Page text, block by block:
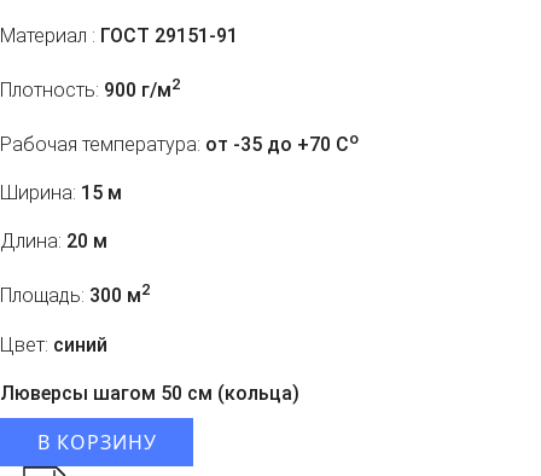
Материал : ГОСТ 29151-91
Плотность: 900 г/м2
Рабочая температура: от -35 до +70 Co
Ширина: 15 м
Длина: 20 м
Площадь: 300 м2
Цвет: синий
Люверсы шагом 50 см (кольца)
В КОРЗИНУ